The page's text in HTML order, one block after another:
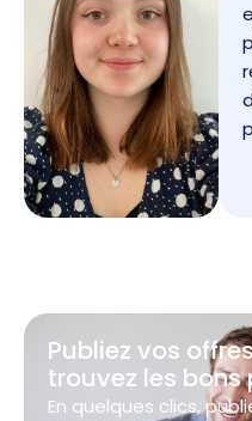
Publiez vos
trouvez les bons
En quelques clics,